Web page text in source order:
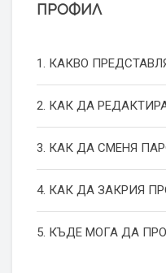
ПРОФИЛ
1. КАКВО
2. КАК ДА
3. КАК ДА СМЕНЯ
4. КАК ДА ЗАКРИЯ
5. КЪДЕ МОГА ДА